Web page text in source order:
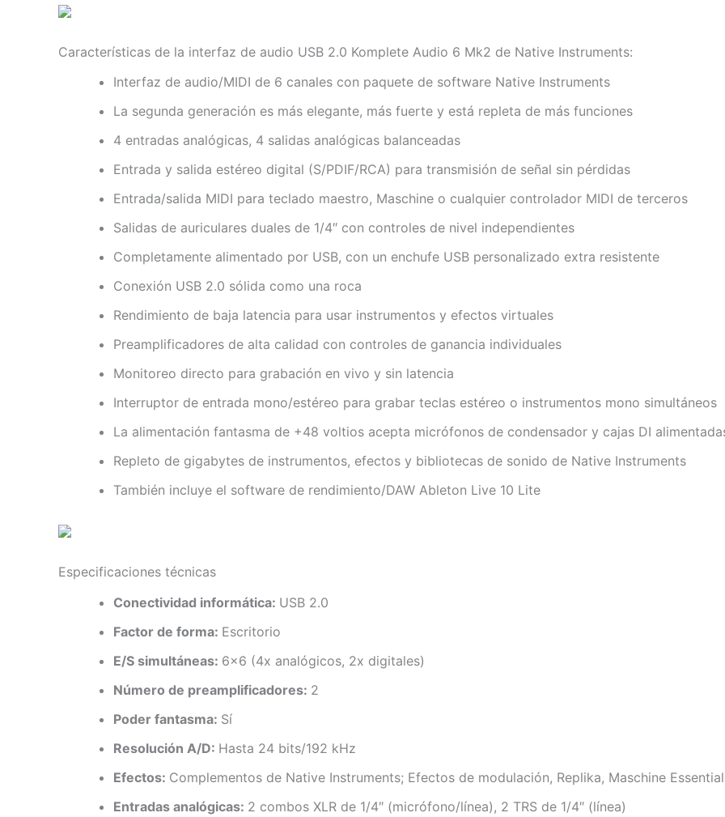
Características de la interfaz de audio USB 2.0 Komplete Audio 6 Mk2 de Native Instruments:
Interfaz de audio/MIDI de 6 canales con paquete de software Native Instruments
La segunda generación es más elegante, más fuerte y está repleta de más funciones
4 entradas analógicas, 4 salidas analógicas balanceadas
Entrada y salida estéreo digital (S/PDIF/RCA) para transmisión de señal sin pérdidas
Entrada/salida MIDI para teclado maestro, Maschine o cualquier controlador MIDI de terceros
Salidas de auriculares duales de 1/4″ con controles de nivel independientes
Completamente alimentado por USB, con un enchufe USB personalizado extra resistente
Conexión USB 2.0 sólida como una roca
Rendimiento de baja latencia para usar instrumentos y efectos virtuales
Preamplificadores de alta calidad con controles de ganancia individuales
Monitoreo directo para grabación en vivo y sin latencia
Interruptor de entrada mono/estéreo para grabar teclas estéreo o instrumentos mono simultáneos
La alimentación fantasma de +48 voltios acepta micrófonos de condensador y cajas DI
Repleto de gigabytes de instrumentos, efectos y bibliotecas de sonido de Native Instruments
También incluye el software de rendimiento/DAW Ableton Live 10 Lite
Especificaciones técnicas
Conectividad informática: USB 2.0
Factor de forma: Escritorio
E/S simultáneas: 6×6 (4x analógicos, 2x digitales)
Número de preamplificadores: 2
Poder fantasma: Sí
Resolución A/D: Hasta 24 bits/192 kHz
Efectos: Complementos de Native Instruments; Efectos de modulación, Replika, Maschine
Entradas analógicas: 2 combos XLR de 1/4″ (micrófono/línea), 2 TRS de 1/4″ (línea)